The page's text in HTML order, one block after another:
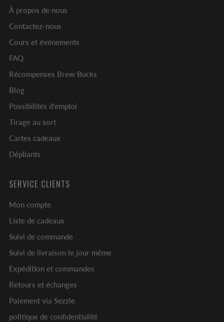
À propos de nous
Contactez-nous
Cours et événements
FAQ
Récompenses Brew Bucks
Blog
Possibilités d'emploi
Tirage au sort
Cartes cadeaux
Dépliants
SERVICE CLIENTS
Mon compte
Liste de cadeaux
Suivi de commande
Suivi de livraison le jour même
Expédition et commandes
Retours et échanges
Paiement via Sezzle
politique de confidentialité